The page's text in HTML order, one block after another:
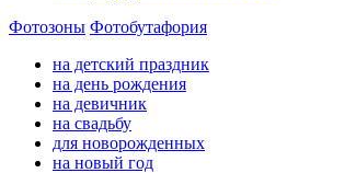
Фотозоны Фотобутафория
на детский праздник
на день рождения
на девичник
на свадьбу
для новорожденных
на новый год